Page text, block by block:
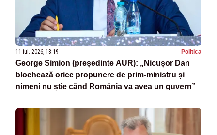
11 iul. 2026, 18:19 Politica
George Simion (președinte AUR): „Nicușor Dan
blochează orice propunere de prim-ministru și
nimeni nu știe când România va avea un guvern”